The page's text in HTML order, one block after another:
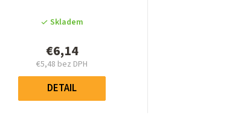
produktu
5,0
z
hviezdičiek.
Skladem
€6,14
€5,48 bez DPH
Jednotková
cena:
DETAIL